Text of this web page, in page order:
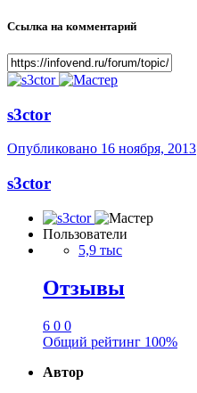
Ссылка на комментарий
s3ctor
Опубликовано 16 ноября, 2013
s3ctor
Пользователи
5,9 тыс
Отзывы
6 0 0
Общий рейтинг 100%
Автор